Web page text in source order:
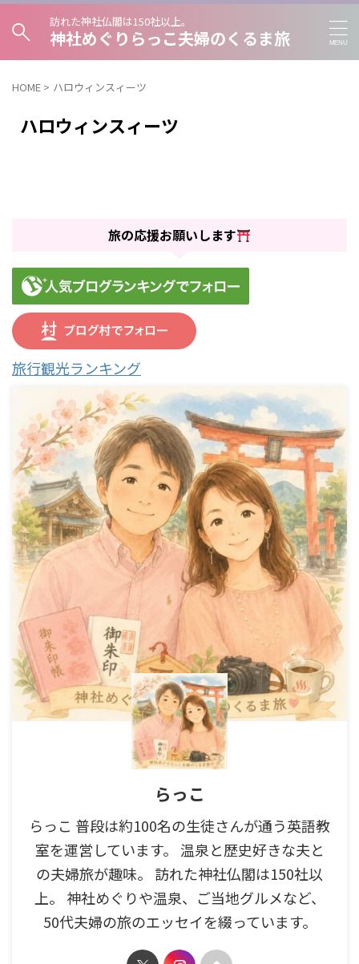
訪れた神社仏閣は150社以上。
神社めぐりらっこ夫婦のくるま旅
HOME > ハロウィンスィーツ
ハロウィンスィーツ
旅の応援お願いします
旅行観光ランキング
らっこ
らっこ 普段は約100名の生徒さんが通う英語教
室を運営しています。 温泉と歴史好きな夫と
の夫婦旅が趣味。 訪れた神社仏閣は150社以
上。 神社めぐりや温泉、ご当地グルメなど、
50代夫婦の旅のエッセイを綴っています。